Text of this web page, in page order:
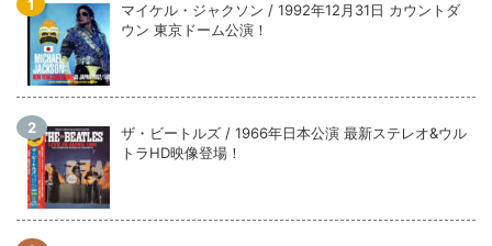
マイケル・ジャクソン / 1992年12月31日 カウントダ
ウン 東京ドーム公演！
ザ・ビートルズ / 1966年日本公演 最新ステレオ&ウル
トラHD映像登場！